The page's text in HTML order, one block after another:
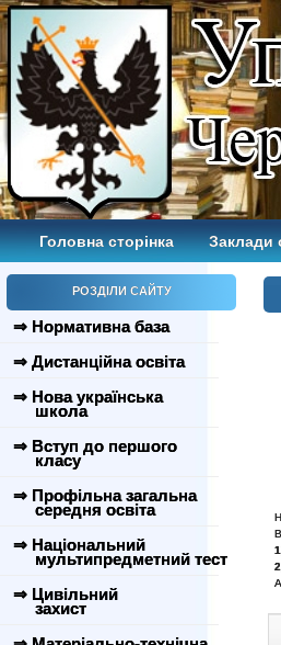
Головна сторінка Заклади
РОЗДІЛИ САЙТУ
⇒ Нормативна база
⇒ Дистанційна освіта
⇒ Нова українська
школа
⇒ Вступ до першого
класу
⇒ Профільна загальна
середня освіта
⇒ Національний
мультипредметний тест
⇒ Цивільний
захист